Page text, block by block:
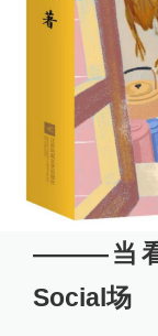
———当看
Social场